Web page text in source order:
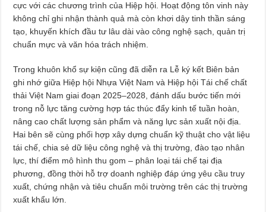
cực với các chương trình của Hiệp hội. Hoạt động tôn vinh này
không chỉ ghi nhận thành quả mà còn khơi dậy tinh thần sáng
tạo, khuyến khích đầu tư lâu dài vào công nghệ sạch, quản trị
chuẩn mực và văn hóa trách nhiệm.
Trong khuôn khổ sự kiện cũng đã diễn ra Lễ ký kết Biên bản
ghi nhớ giữa Hiệp hội Nhựa Việt Nam và Hiệp hội Tái chế chất
thải Việt Nam giai đoạn 2025–2028, đánh dấu bước tiến mới
trong nỗ lực tăng cường hợp tác thúc đẩy kinh tế tuần hoàn,
nâng cao chất lượng sản phẩm và năng lực sản xuất nội địa.
Hai bên sẽ cùng phối hợp xây dựng chuẩn kỹ thuật cho vật liệu
tái chế, chia sẻ dữ liệu công nghệ và thị trường, đào tạo nhân
lực, thí điểm mô hình thu gom – phân loại tái chế tại địa
phương, đồng thời hỗ trợ doanh nghiệp đáp ứng yêu cầu truy
xuất, chứng nhận và tiêu chuẩn môi trường trên các thị trường
xuất khẩu lớn.